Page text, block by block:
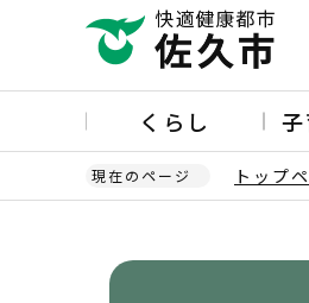
ー
の
くらし
現在のページ トップ